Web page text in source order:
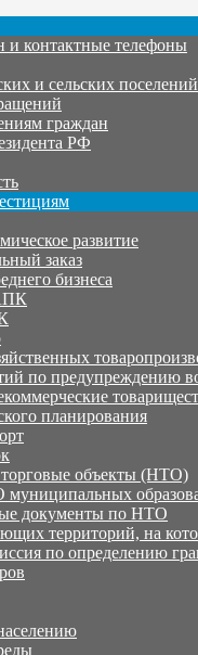
и контактные телефоны
и сельских
граждан
РФ
развитие
заказ
бизнеса
по предупреждению
планирования
объекты (НТО)
документы по НТО
территорий, на
по определению